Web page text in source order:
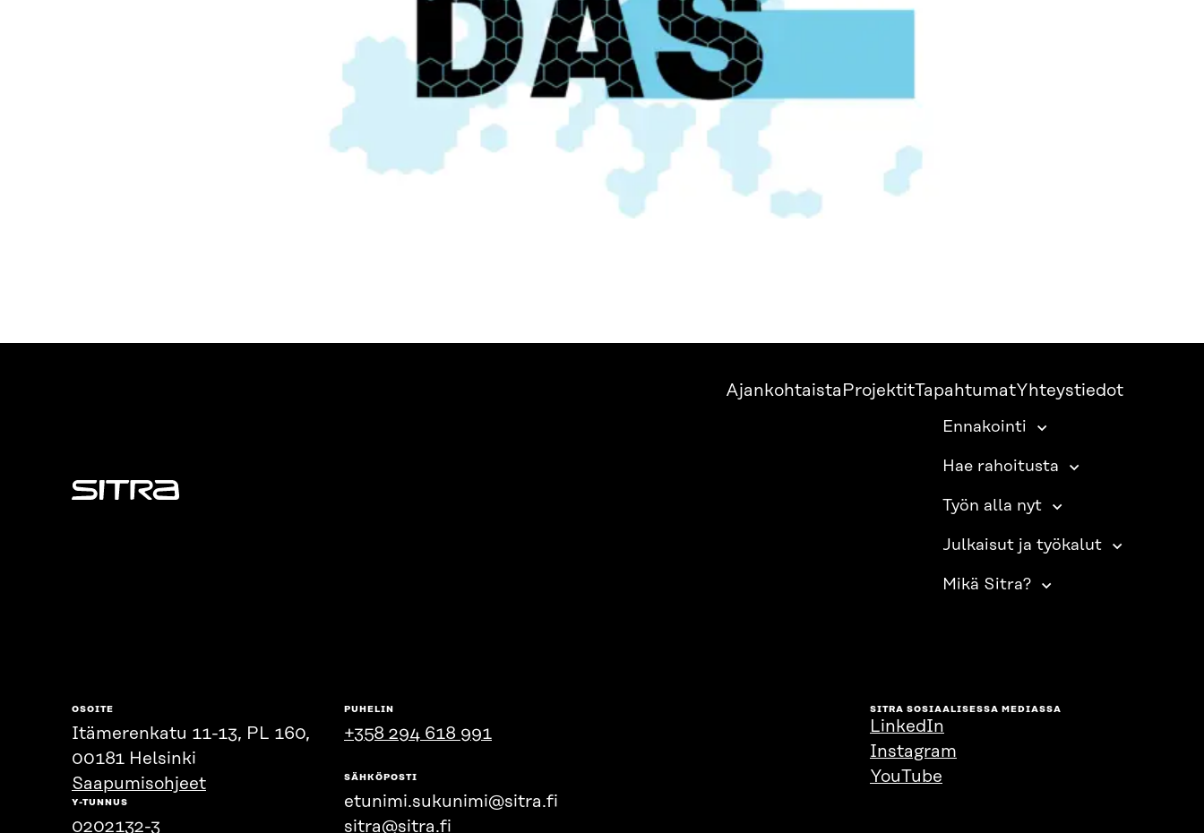
Sitra
Ajankohtaista ProjektitTapahtumatYhteystiedot
Ennakointi
Hae rahoitusta
Työn alla nyt
Julkaisut ja työkalut
Mikä Sitra?
OSOITE
Itämerenkatu 11-13, PL 160,
00181 Helsinki
Saapumisohjeet
Y-TUNNUS
0202132-3
PUHELIN
+358 294 618 991
SÄHKÖPOSTI
etunimi.sukunimi@sitra.fi
sitra@sitra.fi
SITRA SOSIAALISESSA MEDIASSA
LinkedIn
Instagram
YouTube